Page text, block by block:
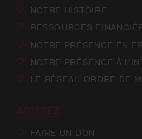
NOTRE HISTOIRE
RESSOURCES
NOTRE PRÉSENCE EN
NOTRE PRÉSENCE À
LE RÉSEAU ORDRE DE
AGISSEZ
FAIRE UN DON